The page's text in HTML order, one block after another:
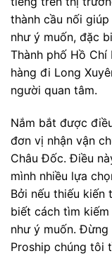
thành cầu nối
như ý muốn, đặc
Thành phố Hồ
hàng đi Long
người quan tâm.
Nắm bắt được
đơn vị nhận vận
Châu Đốc. Điều
mình nhiều lựa
Bởi nếu thiếu kiến
biết cách tìm
như ý muốn.
Proship chúng tôi